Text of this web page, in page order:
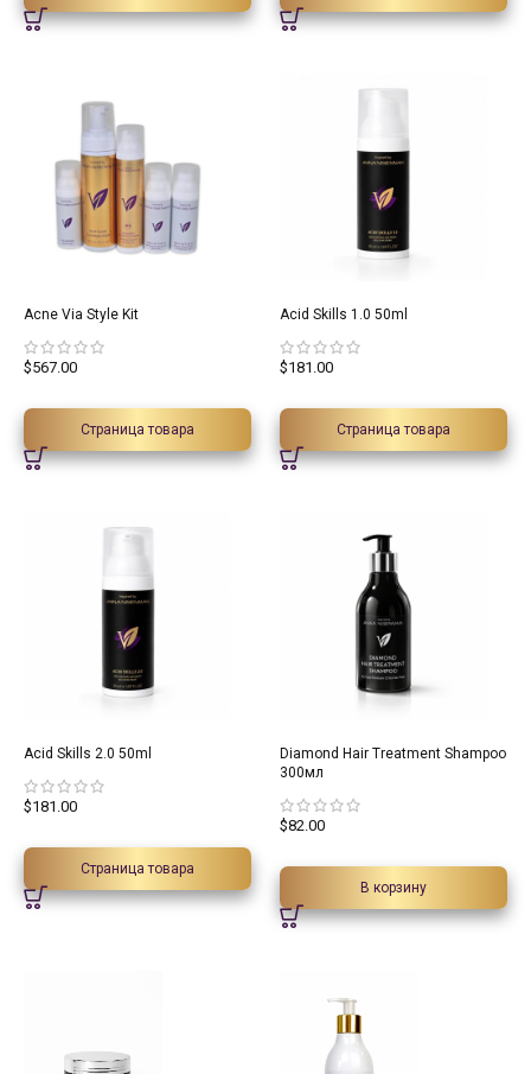
Acne Via Style Kit
$567.00
Страница товара
Acid Skills 1.0 50ml
$181.00
Страница товара
Acid Skills 2.0 50ml
$181.00
Страница товара
Diamond Hair Treatment Shampoo
300мл
$82.00
В корзину